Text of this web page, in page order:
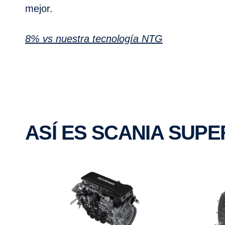
mejor.
8% vs nuestra tecnología NTG
ASÍ ES SCANIA